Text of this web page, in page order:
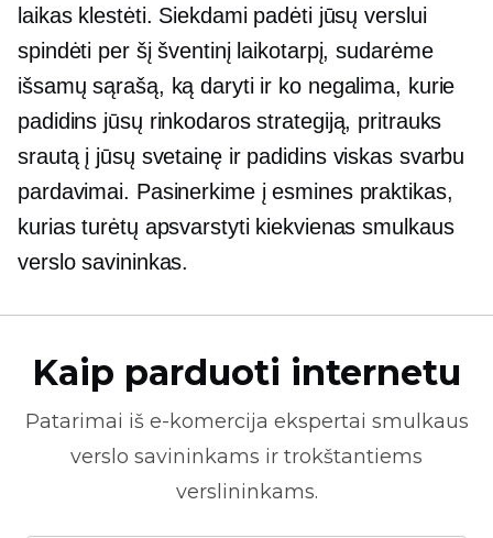
laikas klestėti. Siekdami padėti jūsų verslui
spindėti per šį šventinį laikotarpį, sudarėme
išsamų sąrašą, ką daryti ir ko negalima, kurie
padidins jūsų rinkodaros strategiją, pritrauks
srautą į jūsų svetainę ir padidins viskas svarbu
pardavimai. Pasinerkime į esmines praktikas,
kurias turėtų apsvarstyti kiekvienas smulkaus
verslo savininkas.
Kaip parduoti internetu
Patarimai iš e-komercija ekspertai smulkaus
verslo savininkams ir trokštantiems
verslininkams.